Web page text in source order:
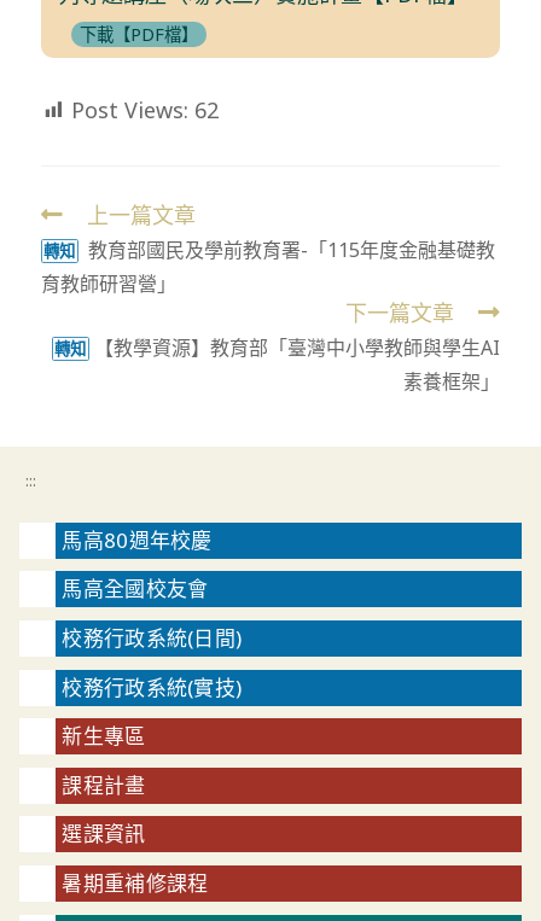
下載【PDF檔】
Post Views: 62
Read
more
articles
上一篇文章
轉知
教育部國民及學前教育署-「115年度金融基礎教
育教師研習營」
下一篇文章
轉知
【教學資源】教育部「臺灣中小學教師與學生AI
素養框架」
:::
馬高80週年校慶
馬高全國校友會
校務行政系統(日間)
校務行政系統(實技)
新生專區
課程計畫
選課資訊
暑期重補修課程